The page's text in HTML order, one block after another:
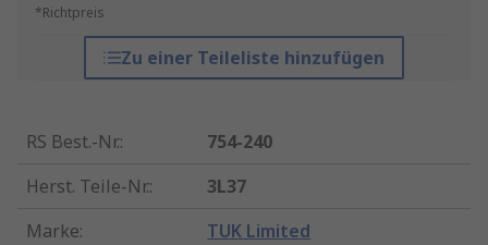
*Richtpreis
Zu einer Teileliste hinzufügen
RS Best.-Nr.:
754-240
Herst. Teile-Nr.:
3L37
Marke: TUK Limited